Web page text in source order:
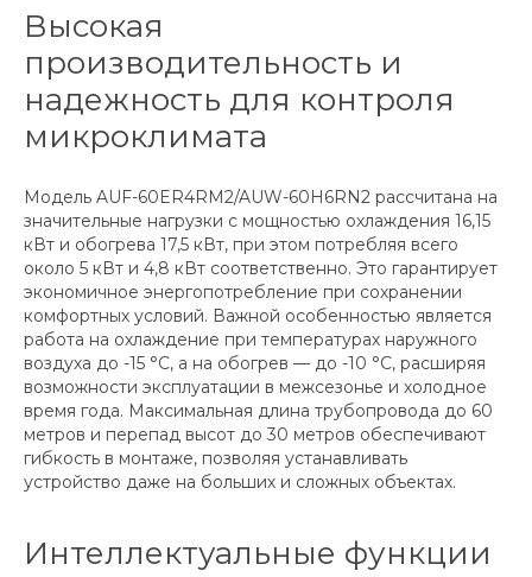
Высокая
производительность и
надежность для контроля
микроклимата
Модель AUF-60ER4RM2/AUW-60H6RN2 рассчитана на
значительные нагрузки с мощностью охлаждения 16,15
кВт и обогрева 17,5 кВт, при этом потребляя всего
около 5 кВт и 4,8 кВт соответственно. Это гарантирует
экономичное энергопотребление при сохранении
комфортных условий. Важной особенностью является
работа на охлаждение при температурах наружного
воздуха до -15 °C, а на обогрев — до -10 °C, расширяя
возможности эксплуатации в межсезонье и холодное
время года. Максимальная длина трубопровода до 60
метров и перепад высот до 30 метров обеспечивают
гибкость в монтаже, позволяя устанавливать
устройство даже на больших и сложных объектах.
Интеллектуальные функции